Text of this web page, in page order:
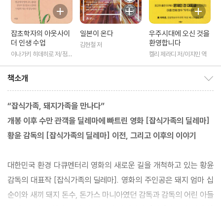
잡초학자의 아웃사이
더 인생 수업
이나가키 히데히로 저/정문
일본이 온다
김현철 저
우주시대에 오신 것을
환영합니다
켈리 제라디 저/이지민 역
책소개
“잡식가족, 돼지가족을 만나다”
개봉 이후 수만 관객을 딜레마에 빠트린 영화 [잡식가족의 딜레마]
황윤 감독의 [잡식가족의 딜레마] 이전, 그리고 이후의 이야기
대한민국 환경 다큐멘터리 영화의 새로운 길을 개척하고 있는 황윤
감독의 대표작 [잡식가족의 딜레마]. 영화의 주인공은 돼지 엄마 십
순이와 새끼 돼지 돈수, 돈가스 마니아였던 감독과 감독의 어린 아들